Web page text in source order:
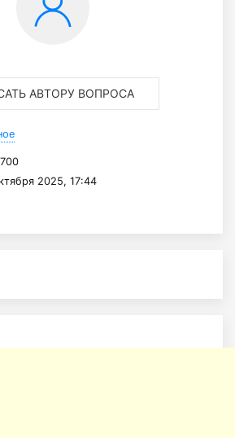
АВТОРУ ВОПРОСА
2025, 17:44